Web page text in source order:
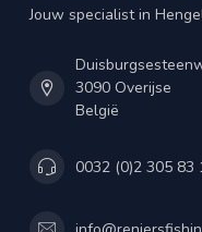
Jouw specialist in
3090 Overijse
België
0032 (0)2 305 83